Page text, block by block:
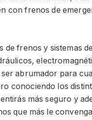
con frenos de
de frenos y sistemas
abrumador para
conociendo los
más seguro y
que más le